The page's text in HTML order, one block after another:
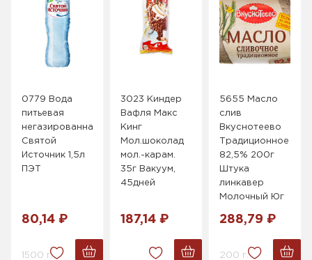
0779 Вода
питьевая
негазированная
Святой
Источник 1,5л
ПЭТ
80,14 ₽
1500 г.
3023 Киндер
Вафля Макс
Кинг
Мол.шоколад
мол.-карам.
35г Вакуум,
45дней
187,14 ₽
5655 Масло
слив
Вкуснотеево
Традиционное
82,5% 200г
Штука
линкавер
Молочный Юг
288,79 ₽
200 г.